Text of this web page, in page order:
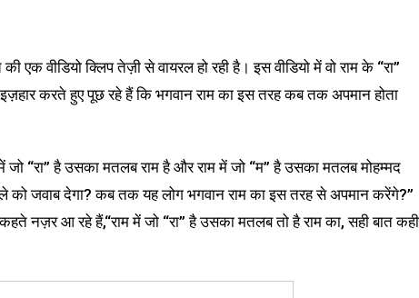
वीडियो क्लिप तेज़ी से वायरल हो रही है। इस वीडियो में वो राम के “रा”
करते हुए पूछ रहे हैं कि भगवान राम का इस तरह कब तक अपमान होता
“रा” है उसका मतलब राम है और राम में जो “म” है उसका मतलब मोहम्मद
को जवाब देगा? कब तक यह लोग भगवान राम का इस तरह से अपमान करेंगे?”
नज़र आ रहे हैं,“राम में जो “रा” है उसका मतलब तो है राम का, सही बात कही